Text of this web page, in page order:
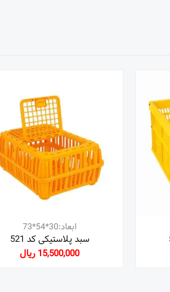
ابعاد:30*54*73
سبد پلاستیکی کد 521
15,500,000 ریال